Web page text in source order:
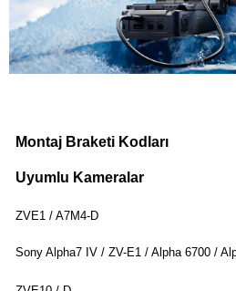
Montaj Braketi Kodları
Uyumlu Kameralar
ZVE1 / A7M4-D
Sony Alpha7 IV / ZV-E1 / Alpha 6700 /